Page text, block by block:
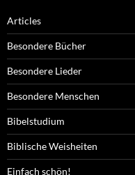
Articles
Besondere Bücher
Besondere Lieder
Besondere Menschen
Bibelstudium
Biblische Weisheiten
Einfach schön!